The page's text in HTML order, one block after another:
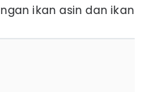
ikan asin dan ikan